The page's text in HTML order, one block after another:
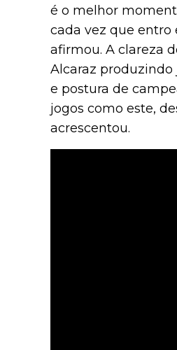
é o melhor
cada vez que entro
afirmou. A clareza
Alcaraz produzindo
e postura de
jogos como este,
acrescentou.